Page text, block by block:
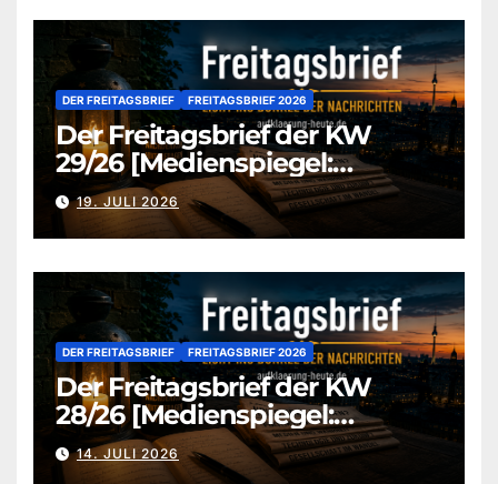
DER FREITAGSBRIEF FREITAGSBRIEF 2026
Der Freitagsbrief der KW
29/26 [Medienspiegel:
aufklaerung-heute.de]
19. JULI 2026
DER FREITAGSBRIEF FREITAGSBRIEF 2026
Der Freitagsbrief der KW
28/26 [Medienspiegel:
aufklaerung-heute.de]
14. JULI 2026